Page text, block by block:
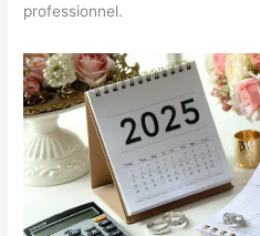
professionnel.